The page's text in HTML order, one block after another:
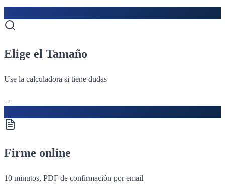
1
Elige el Tamaño
Use la calculadora si tiene dudas
→
2
Firme online
10 minutos, PDF de confirmación por email